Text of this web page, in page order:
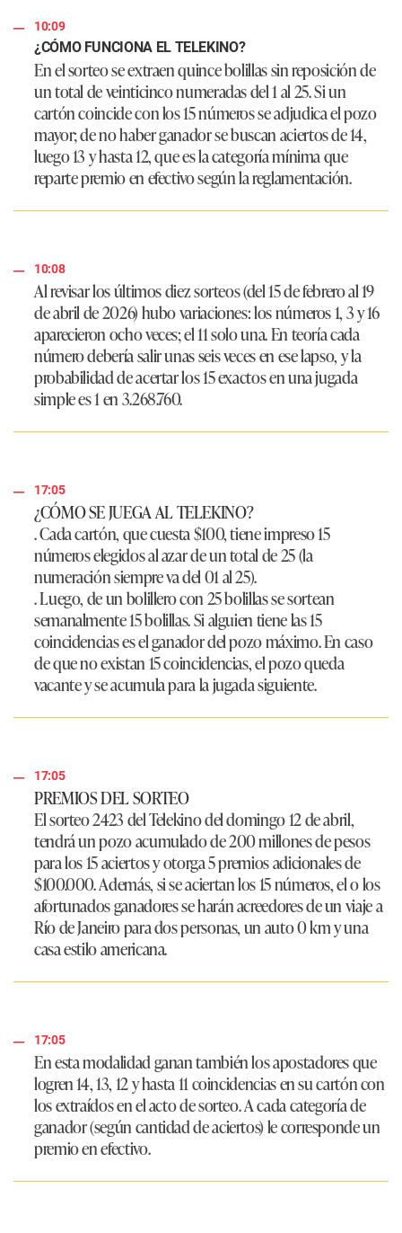
10:09
¿CÓMO FUNCIONA EL TELEKINO?
En el sorteo se extraen quince bolillas sin reposición de
un total de veinticinco numeradas del 1 al 25. Si un
cartón coincide con los 15 números se adjudica el pozo
mayor; de no haber ganador se buscan aciertos de 14,
luego 13 y hasta 12, que es la categoría mínima que
reparte premio en efectivo según la reglamentación.
10:08
Al revisar los últimos diez sorteos (del 15 de febrero al 19
de abril de 2026) hubo variaciones: los números 1, 3 y 16
aparecieron ocho veces; el 11 solo una. En teoría cada
número debería salir unas seis veces en ese lapso, y la
probabilidad de acertar los 15 exactos en una jugada
simple es 1 en 3.268.760.
17:05
¿CÓMO SE JUEGA AL TELEKINO?
. Cada cartón, que cuesta $100, tiene impreso 15
números elegidos al azar de un total de 25 (la
numeración siempre va del 01 al 25).
. Luego, de un bolillero con 25 bolillas se sortean
semanalmente 15 bolillas. Si alguien tiene las 15
coincidencias es el ganador del pozo máximo. En caso
de que no existan 15 coincidencias, el pozo queda
vacante y se acumula para la jugada siguiente.
17:05
PREMIOS DEL SORTEO
El sorteo 2423 del Telekino del domingo 12 de abril,
tendrá un pozo acumulado de 200 millones de pesos
para los 15 aciertos y otorga 5 premios adicionales de
$100.000. Además, si se aciertan los 15 números, el o los
afortunados ganadores se harán acreedores de un viaje a
Río de Janeiro para dos personas, un auto 0 km y una
casa estilo americana.
17:05
En esta modalidad ganan también los apostadores que
logren 14, 13, 12 y hasta 11 coincidencias en su cartón con
los extraídos en el acto de sorteo. A cada categoría de
ganador (según cantidad de aciertos) le corresponde un
premio en efectivo.